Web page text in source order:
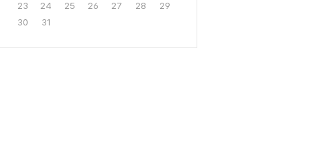
23
24 25 26 27 28
29
30
31